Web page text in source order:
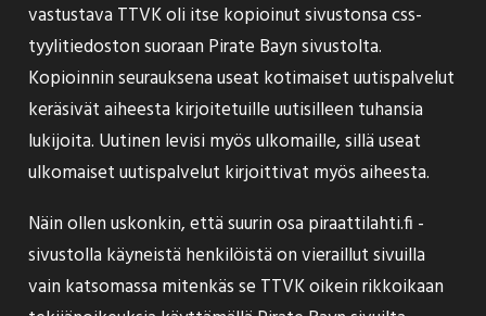
vastustava TTVK oli itse kopioinutsivustonsa css-
tyylitiedoston suoraan Pirate Bayn sivustolta.
Kopioinnin seurauksena useat kotimaiset uutispalvelut
keräsivät aiheesta kirjoitetuille uutisilleen tuhansia
lukijoita. Uutinen levisi myös ulkomaille, sillä useat
ulkomaiset uutispalvelut kirjoittivat myös aiheesta.
Näin ollen uskonkin, että suurin osa piraattilahti.fi -
sivustolla käyneistä henkilöistä on vieraillut sivuilla
vain katsomassa mitenkäs se TTVK oikein rikkoikaan